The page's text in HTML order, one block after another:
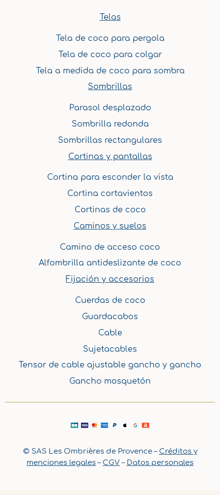
k
g
r
a
t
b
e
r
e
s
n
Telas
Tela de coco para pergola
Tela de coco para colgar
Tela a medida de coco para sombra
Sombrillas
Parasol desplazado
Sombrilla redonda
Sombrillas rectangulares
Cortinas y pantallas
Cortina para esconder la vista
Cortina cortavientos
Cortinas de coco
Caminos y suelos
Camino de acceso coco
Alfombrilla antideslizante de coco
Fijación y accesorios
Cuerdas de coco
Guardacabos
Cable
Sujetacables
Tensor de cable ajustable gancho y gancho
Gancho mosquetón
© SAS Les Ombrières de Provence – Créditos y
menciones legales– CGV– Datos personales